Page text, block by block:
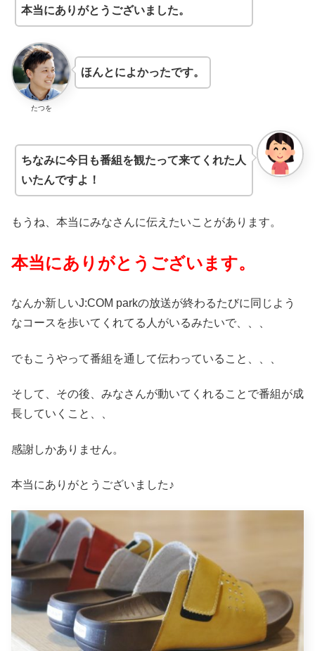
本当にありがとうございました。
たつを
ほんとによかったです。
ちなみに今日も番組を観たって来てくれた人
いたんですよ！
もうね、本当にみなさんに伝えたいことがあります。
本当にありがとうございます。
なんか新しいJ:COM parkの放送が終わるたびに同じよう
なコースを歩いてくれてる人がいるみたいで、、、
でもこうやって番組を通して伝わっていること、、、
そして、その後、みなさんが動いてくれることで番組が成
長していくこと、、
感謝しかありません。
本当にありがとうございました♪